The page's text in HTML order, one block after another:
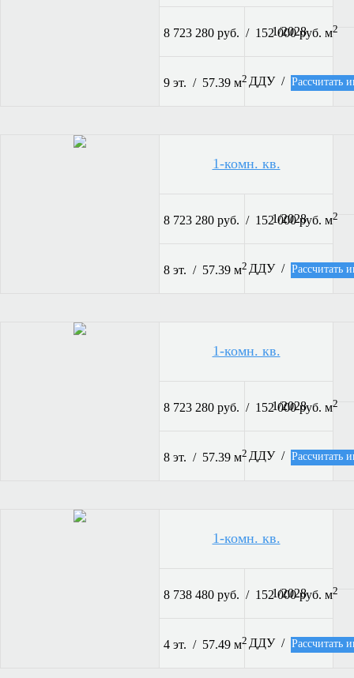
8 723 280 руб. / 152 000 руб. м2
1/2028
9 эт. / 57.39 м2 ДДУ / Рассчитать
1-комн. кв.
8 723 280 руб. / 152 000 руб. м2
1/2028
8 эт. / 57.39 м2 ДДУ / Рассчитать
1-комн. кв.
8 723 280 руб. / 152 000 руб. м2
1/2028
8 эт. / 57.39 м2 ДДУ / Рассчитать
1-комн. кв.
8 738 480 руб. / 152 000 руб. м2
1/2028
4 эт. / 57.49 м2 ДДУ / Рассчитать